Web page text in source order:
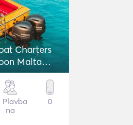
Charters
Malta
Plavba
na
0